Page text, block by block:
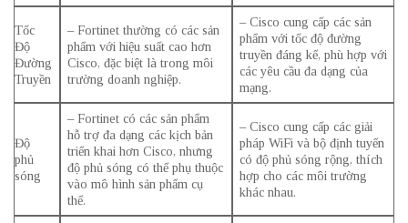
Tốc
Độ
Đường
Truyền
– Fortinet thường có các sản
phẩm với hiệu suất cao hơn
Cisco, đặc biệt là trong môi
trường doanh nghiệp.
– Cisco cung cấp các sản
phẩm với tốc độ đường
truyền đáng kể, phù hợp với
các yêu cầu đa dạng của
mạng.
Độ
phủ
sóng
– Fortinet có các sản phẩm
hỗ trợ đa dạng các kịch bản
triển khai hơn Cisco, nhưng
độ phủ sóng có thể phụ thuộc
vào mô hình sản phẩm cụ
thể.
– Cisco cung cấp các giải
phápWiFi và bộ định tuyến
có độ phủ sóng rộng, thích
hợp cho các môi trường
khác nhau.